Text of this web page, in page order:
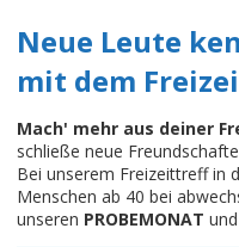
Neue Leute
mit dem
Mach' mehr aus deiner
schließe neue
Bei unserem Freizeittreff in
Menschen ab 40 bei
unseren PROBEMONAT